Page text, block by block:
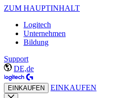
ZUM HAUPTINHALT
Logitech
Unternehmen
Bildung
Support
DE,de
EINKAUFEN EINKAUFEN